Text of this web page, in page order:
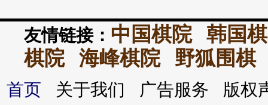
友情链接： 中国棋院
韩国
棋院
海峰棋院 野狐围棋
首页 关于我们 广告服务 版